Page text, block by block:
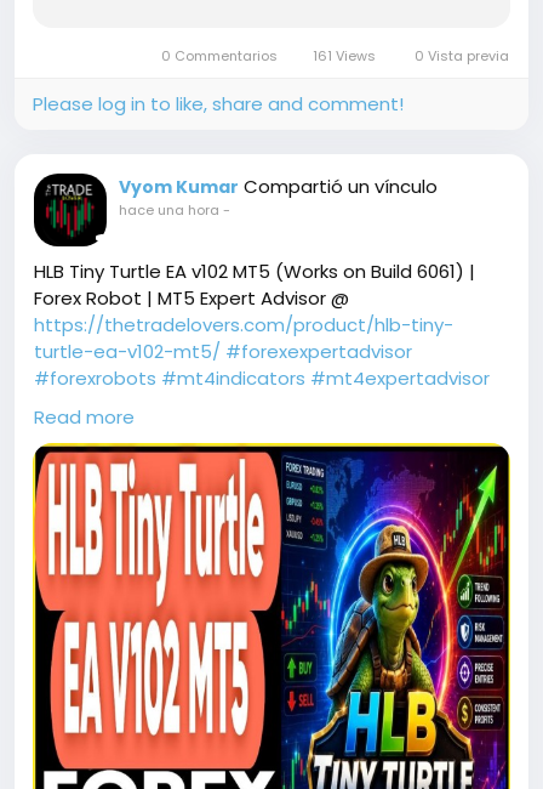
hesitation, and trade entry panic from your
operational routine. Highly optimized for the raw
liquidity of precious metals while retaining
major currency crosses, this software serves as
a stable, risk-averse data layer built for modern
funding programs and private portfolio groups.
0 Commentarios 161 Views 0 Vista previa
Please log in to like, share and comment!
Vyom Kumar Compartió un vínculo
hace una hora -
HLB Tiny Turtle EA v102 MT5 (Works on Build 6061) |
Forex Robot | MT5 Expert Advisor @
https://thetradelovers.com/product/hlb-tiny-
turtle-ea-v102-mt5/ #forexexpertadvisor
#forexrobots #mt4indicators #mt4expertadvisor
#HLBTinyTurtleEAv102MT5
Read more